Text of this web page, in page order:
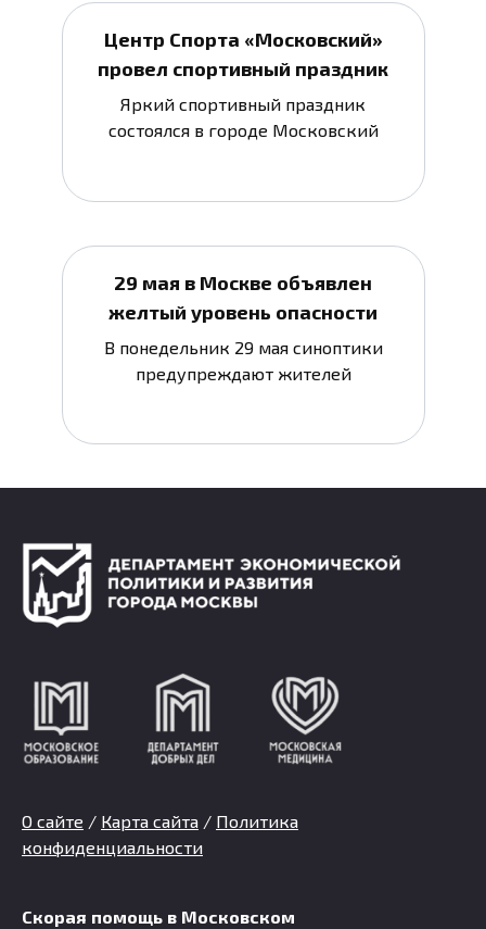
Центр Спорта «Московский»
провел спортивный праздник
Яркий спортивный праздник
состоялся в городе Московский
29 мая в Москве объявлен
желтый уровень опасности
В понедельник 29 мая синоптики
предупреждают жителей
О сайте / Карта сайта / Политика
конфиденциальности
Скорая помощь в Московском